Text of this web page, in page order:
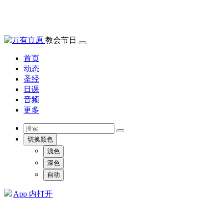
教会节日
首页
动态
圣经
日课
音频
更多
切换颜色
浅色
深色
自动
App 内打开